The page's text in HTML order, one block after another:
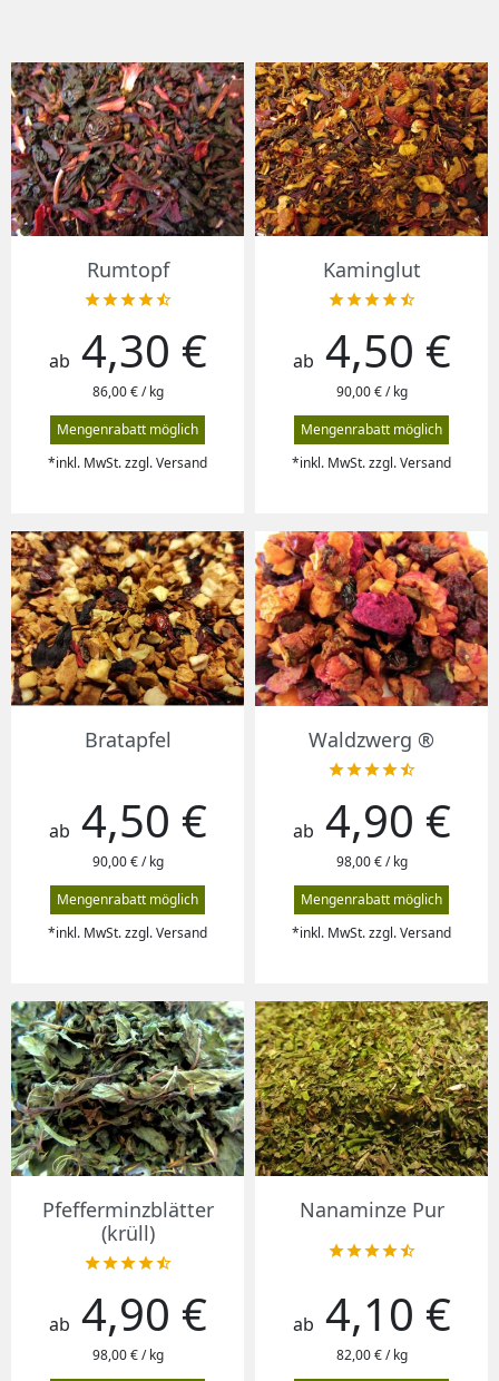
Rumtopf

Preis
ab 4,30 €
86,00 € / kg
Mengenrabatt möglich
*inkl. MwSt. zzgl. Versand
Kaminglut

Preis
ab 4,50 €
90,00 € / kg
Mengenrabatt möglich
*inkl. MwSt. zzgl. Versand
Bratapfel
Preis
ab 4,50 €
90,00 € / kg
Mengenrabatt möglich
*inkl. MwSt. zzgl. Versand
Waldzwerg ®

Preis
ab 4,90 €
98,00 € / kg
Mengenrabatt möglich
*inkl. MwSt. zzgl. Versand
Pfefferminzblätter
(krüll)

Preis
ab 4,90 €
98,00 € / kg
Nanaminze Pur

Preis
ab 4,10 €
82,00 € / kg